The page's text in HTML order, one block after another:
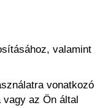
valamint
vonatkozó
az Ön által